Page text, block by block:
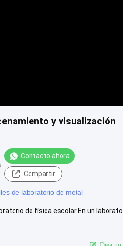
y visualización
Contacto ahora
Compartir
de laboratorio de metal
de física escolar En un
Deja un